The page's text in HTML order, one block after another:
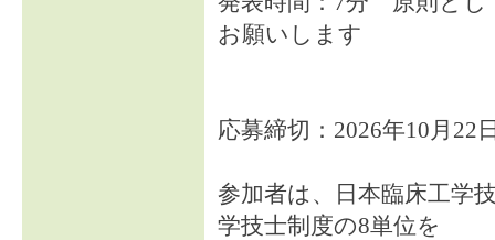
お願いします
応募締切：2026年10月22
参加者は、日本臨床工学
学技士制度の8単位を